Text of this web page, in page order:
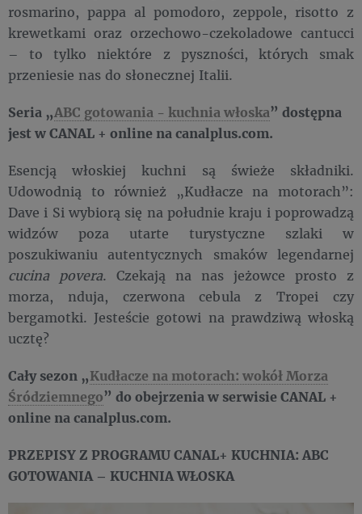
rosmarino, pappa al pomodoro, zeppole, risotto z
krewetkami oraz orzechowo-czekoladowe cantucci
– to tylko niektóre z pyszności, których smak
przeniesie nas do słonecznej Italii.
Seria „ABC gotowania - kuchnia włoska” dostępna
jest w CANAL + online na canalplus.com.
Esencją włoskiej kuchni są świeże składniki.
Udowodnią to również „Kudłacze na motorach”:
Dave i Si wybiorą się na południe kraju i poprowadzą
widzów poza utarte turystyczne szlaki w
poszukiwaniu autentycznych smaków legendarnej
cucina povera. Czekają na nas jeżowce prosto z
morza, nduja, czerwona cebula z Tropei czy
bergamotki. Jesteście gotowi na prawdziwą włoską
ucztę?
Cały sezon „Kudłacze na motorach: wokół Morza
Śródziemnego” do obejrzenia w serwisie CANAL +
online na canalplus.com.
PRZEPISY Z PROGRAMU CANAL+ KUCHNIA: ABC
GOTOWANIA – KUCHNIA WŁOSKA